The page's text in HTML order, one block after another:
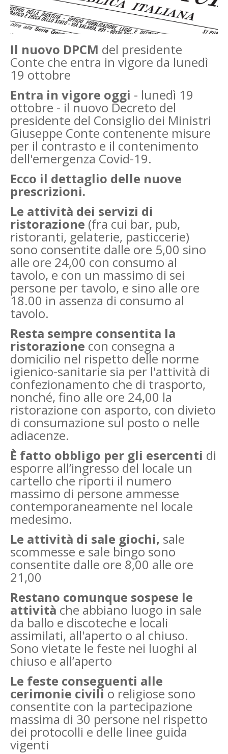
Il nuovo DPCM del presidente
Conte che entra in vigore da lunedì
19 ottobre
Entra in vigore oggi - lunedì 19
ottobre - il nuovo Decreto del
presidente del Consiglio dei Ministri
Giuseppe Conte contenente misure
per il contrasto e il contenimento
dell'emergenza Covid-19.
Ecco il dettaglio delle nuove
prescrizioni.
Le attività dei servizi di
ristorazione (fra cui bar, pub,
ristoranti, gelaterie, pasticcerie)
sono consentite dalle ore 5,00 sino
alle ore 24,00 con consumo al
tavolo, e con un massimo di sei
persone per tavolo, e sino alle ore
18.00 in assenza di consumo al
tavolo.
Resta sempre consentita la
ristorazione con consegna a
domicilio nel rispetto delle norme
igienico-sanitarie sia per l'attività di
confezionamento che di trasporto,
nonché, fino alle ore 24,00 la
ristorazione con asporto, con divieto
di consumazione sul posto o nelle
adiacenze.
È fatto obbligo per gli esercenti di
esporre all’ingresso del locale un
cartello che riporti il numero
massimo di persone ammesse
contemporaneamente nel locale
medesimo.
Le attività di sale giochi, sale
scommesse e sale bingo sono
consentite dalle ore 8,00 alle ore
21,00
Restano comunque sospese le
attività che abbiano luogo in sale
da ballo e discoteche e locali
assimilati, all'aperto o al chiuso.
Sono vietate le feste nei luoghi al
chiuso e all’aperto
Le feste conseguenti alle
cerimonie civili o religiose sono
consentite con la partecipazione
massima di 30 persone nel rispetto
dei protocolli e delle linee guida
vigenti